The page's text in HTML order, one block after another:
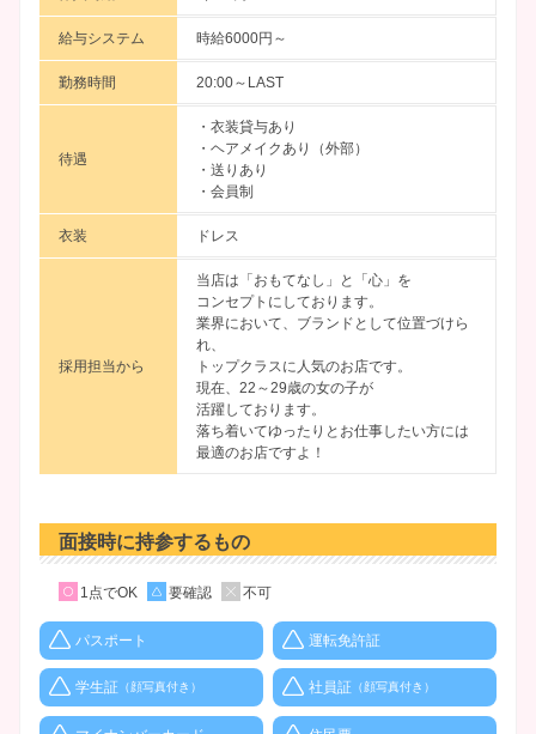
給与システム 時給6000円～
勤務時間 20:00～LAST
待遇
・衣装貸与あり
・ヘアメイクあり（外部）
・送りあり
・会員制
衣装 ドレス
採用担当から
当店は「おもてなし」と「心」を
コンセプトにしております。
業界において、ブランドとして位置づけら
れ、
トップクラスに人気のお店です。
現在、22～29歳の女の子が
活躍しております。
落ち着いてゆったりとお仕事したい方には
最適のお店ですよ！
面接時に持参するもの
1点でOK 要確認 不可
パスポート 運転免許証
学生証 （顔写真付き） 社員証 （顔写真付き）